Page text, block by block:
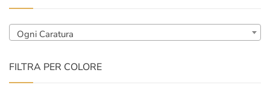
Ogni Caratura
FILTRA PER COLORE